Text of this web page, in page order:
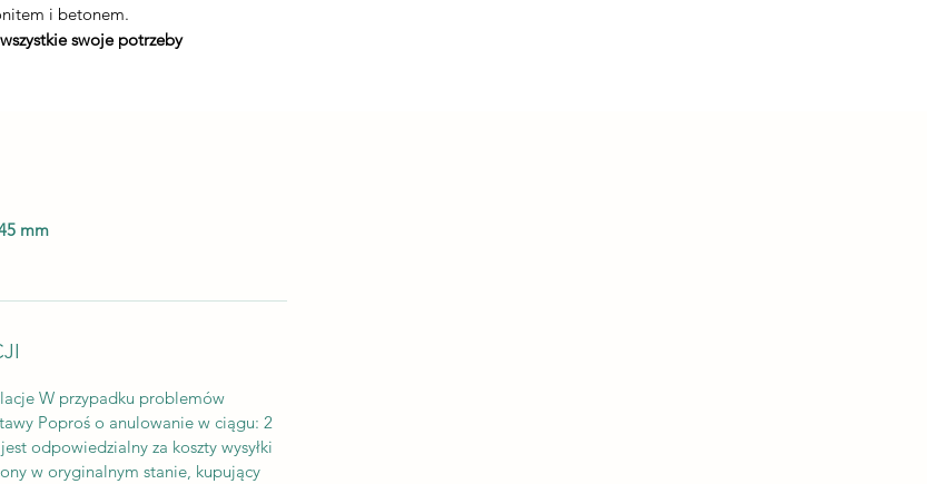
i betonem.
swoje potrzeby
mm
W przypadku problemów
Poproś o anulowanie w ciągu: 2
odpowiedzialny za koszty wysyłki
w oryginalnym stanie, kupujący